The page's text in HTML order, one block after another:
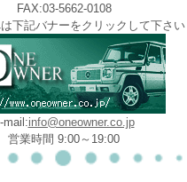
FAX:03-5662-0108
下記バナーをクリックして下さい
mail:info@oneowner.co.jp
営業時間 9:00～19:00